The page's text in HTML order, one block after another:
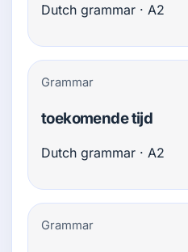
Dutch grammar · A2
Grammar
toekomende tijd
Dutch grammar · A2
Grammar